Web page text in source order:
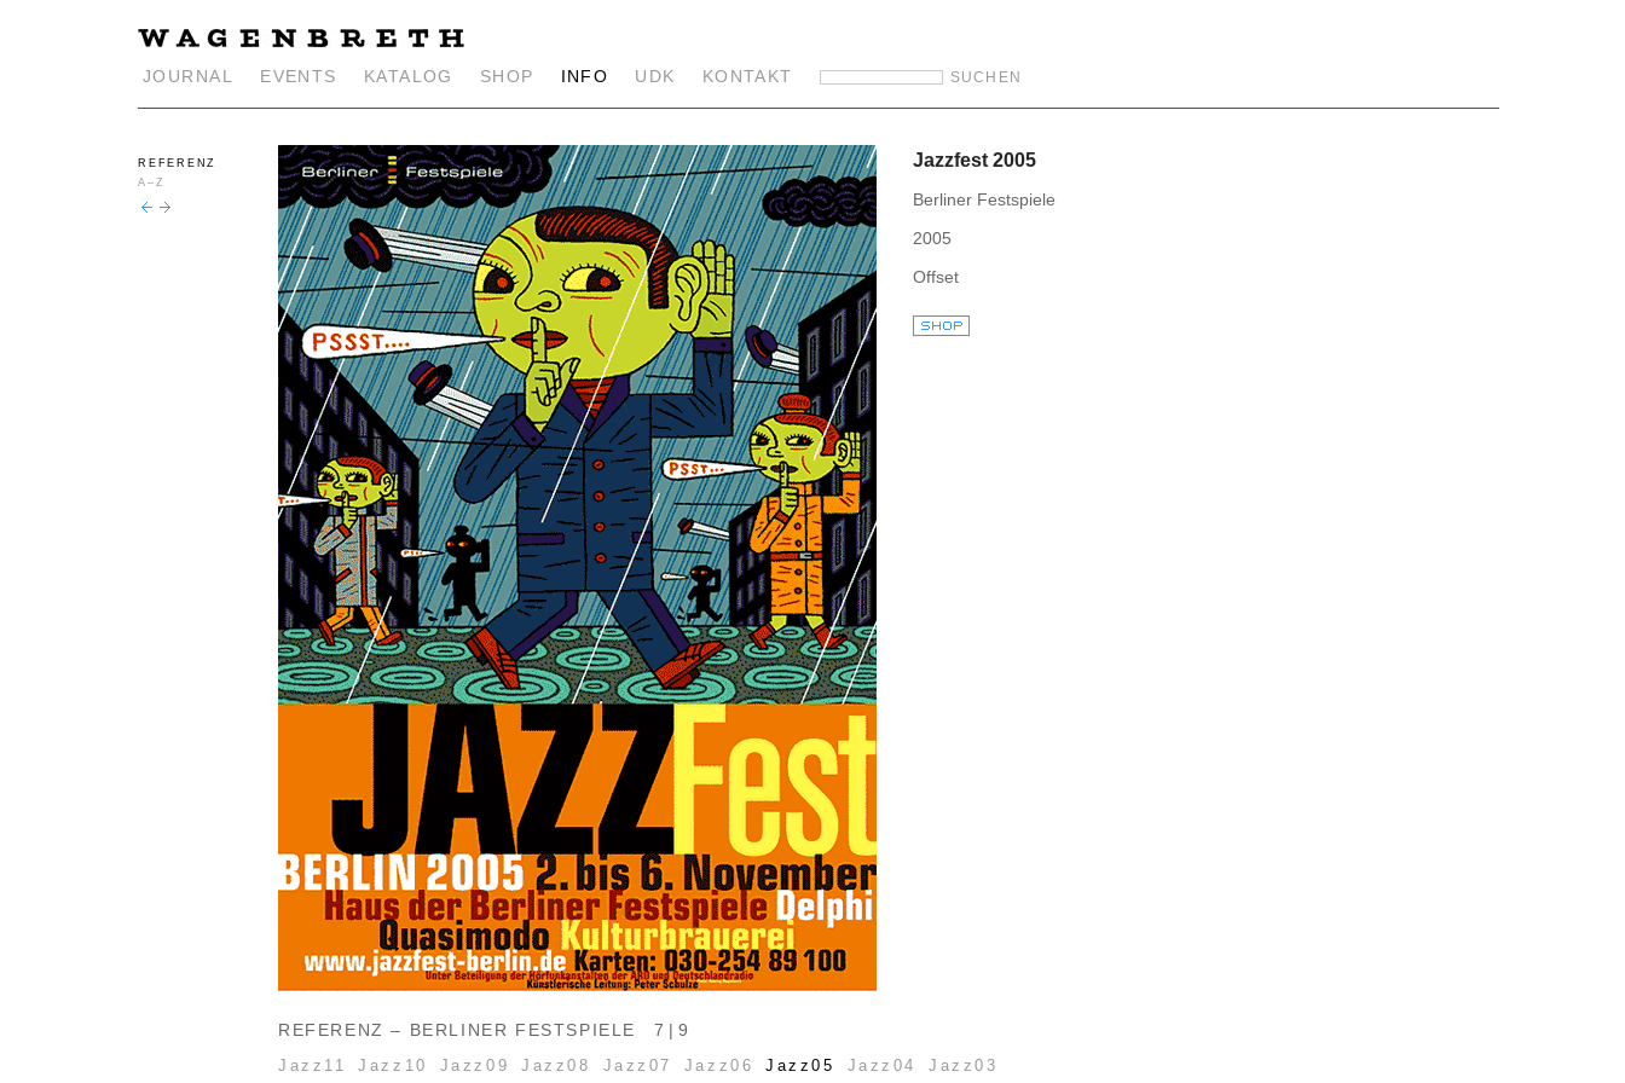
JOURNAL EVENTS KATALOG SHOP INFO UDK KONTAKT
REFERENZ
A–Z
Jazzfest 2005
Berliner Festspiele
2005
Offset
REFERENZ – BERLINER FESTSPIELE 7 | 9
Jazz11 Jazz10 Jazz09 Jazz08 Jazz07 Jazz06 Jazz05 Jazz04 Jazz03